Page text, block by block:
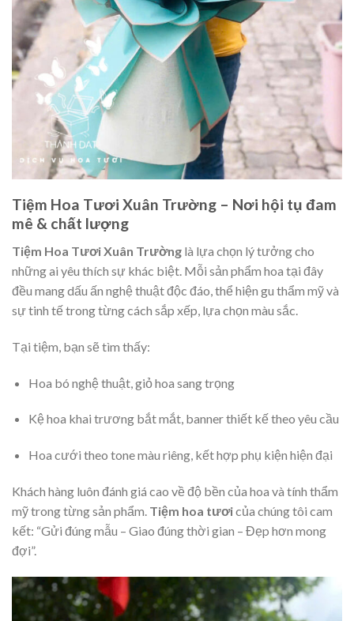
Tiệm Hoa Tươi Xuân Trường – Nơi hội tụ đam
mê & chất lượng
Tiệm Hoa Tươi Xuân Trường là lựa chọn lý tưởng cho
những ai yêu thích sự khác biệt. Mỗi sản phẩm hoa tại đây
đều mang dấu ấn nghệ thuật độc đáo, thể hiện gu thẩm mỹ và
sự tinh tế trong từng cách sắp xếp, lựa chọn màu sắc.
Tại tiệm, bạn sẽ tìm thấy:
Hoa bó nghệ thuật, giỏ hoa sang trọng
Kệ hoa khai trương bắt mắt, banner thiết kế theo yêu cầu
Hoa cưới theo tone màu riêng, kết hợp phụ kiện hiện đại
Khách hàng luôn đánh giá cao về độ bền của hoa và tính thẩm
mỹ trong từng sản phẩm. Tiệm hoa tươicủa chúng tôi cam
kết: “Gửi đúng mẫu – Giao đúng thời gian – Đẹp hơn mong
đợi”.